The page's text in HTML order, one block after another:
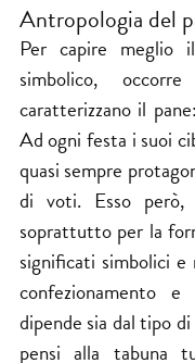
Antropologia del
Per capire meglio
simbolico,
caratterizzano il
Ad ogni festa i suoi
quasi sempre
di voti. Esso però,
soprattutto per la
significati simbolici
confezionamento
dipende sia dal tipo
pensi alla tabuna